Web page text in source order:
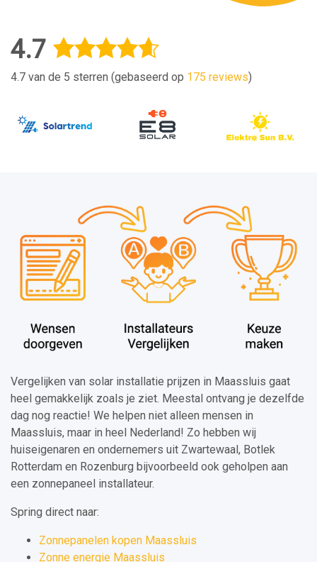
4.7
4.7 van de 5 sterren (gebaseerd op 175 reviews)
Vergelijken van solar installatie prijzen in Maassluis gaat
heel gemakkelijk zoals je ziet. Meestal ontvang je dezelfde
dag nog reactie! We helpen niet alleen mensen in
Maassluis, maar in heel Nederland! Zo hebben wij
huiseigenaren en ondernemers uit Zwartewaal, Botlek
Rotterdam en Rozenburg bijvoorbeeld ook geholpen aan
een zonnepaneel installateur.
Spring direct naar:
Zonnepanelen kopen Maassluis
Zonne energie Maassluis